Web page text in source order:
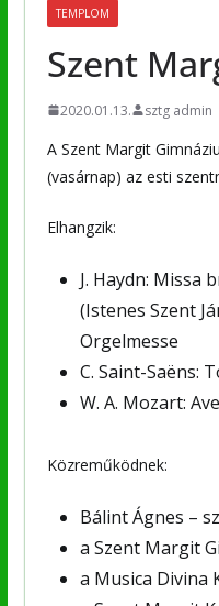
TEMPLOM
Szent
2020.01.13. sztg admin
A Szent Margit
(vasárnap) az esti
Elhangzik:
J. Haydn: Missa
(Istenes Szent
Orgelmesse
C. Saint-Saëns:
W. A. Mozart:
Közreműködnek:
Bálint Ágnes –
a Szent Margit
a Musica Divina